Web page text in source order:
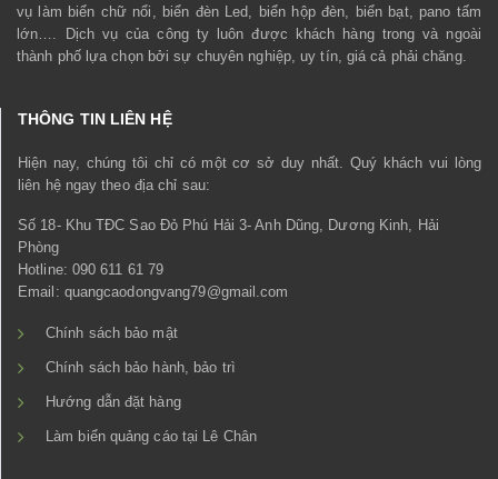
vụ làm biển chữ nổi, biển đèn Led, biển hộp đèn, biển bạt, pano tấm
lớn…. Dịch vụ của công ty luôn được khách hàng trong và ngoài
thành phố lựa chọn bởi sự chuyên nghiệp, uy tín, giá cả phải chăng.
THÔNG TIN LIÊN HỆ
Hiện nay, chúng tôi chỉ có một cơ sở duy nhất. Quý khách vui lòng
liên hệ ngay theo địa chỉ sau:
Số 18- Khu TĐC Sao Đỏ Phú Hải 3- Anh Dũng, Dương Kinh, Hải
Phòng
Hotline: 090 611 61 79
Email: quangcaodongvang79@gmail.com
Chính sách bảo mật
Chính sách bảo hành, bảo trì
Hướng dẫn đặt hàng
Làm biển quảng cáo tại Lê Chân